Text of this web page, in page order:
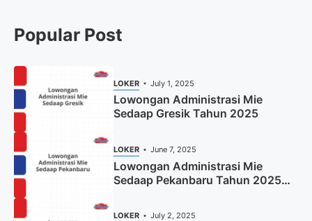
Popular Post
LOKER July 1, 2025
Lowongan Administrasi Mie
Sedaap Gresik Tahun 2025
LOKER June 7, 2025
Lowongan Administrasi Mie
Sedaap Pekanbaru Tahun 2025
LOKER July 2, 2025